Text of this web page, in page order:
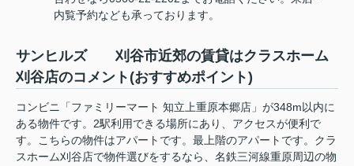
内覧予約なども承っております。
サンヒルズ 刈谷市近郊の賃貸はクラスホーム
刈谷店のコメント(おすすめポイント)
コンビニ「ファミリーマート 知立上重原本郷店」が348m以内に
ある物件です。2駅利用できる場所にあり、アクセスが便利で
す。こちらの物件はアパートです。最上階のアパートです。クラ
スホーム刈谷店で物件選びをするなら、名鉄三河線重原周辺の物